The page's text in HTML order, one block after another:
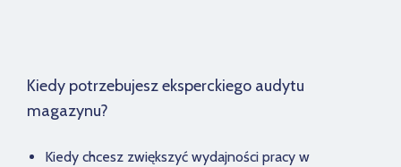
Kiedy potrzebujesz eksperckiego audytu
magazynu?
Kiedy chcesz zwiększyć wydajności pracy w